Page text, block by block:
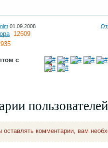
01.09.2008
12609
с
пользователей
оставлять комментарии, вам